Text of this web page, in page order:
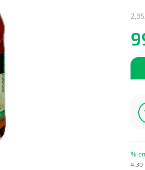
%
4.30